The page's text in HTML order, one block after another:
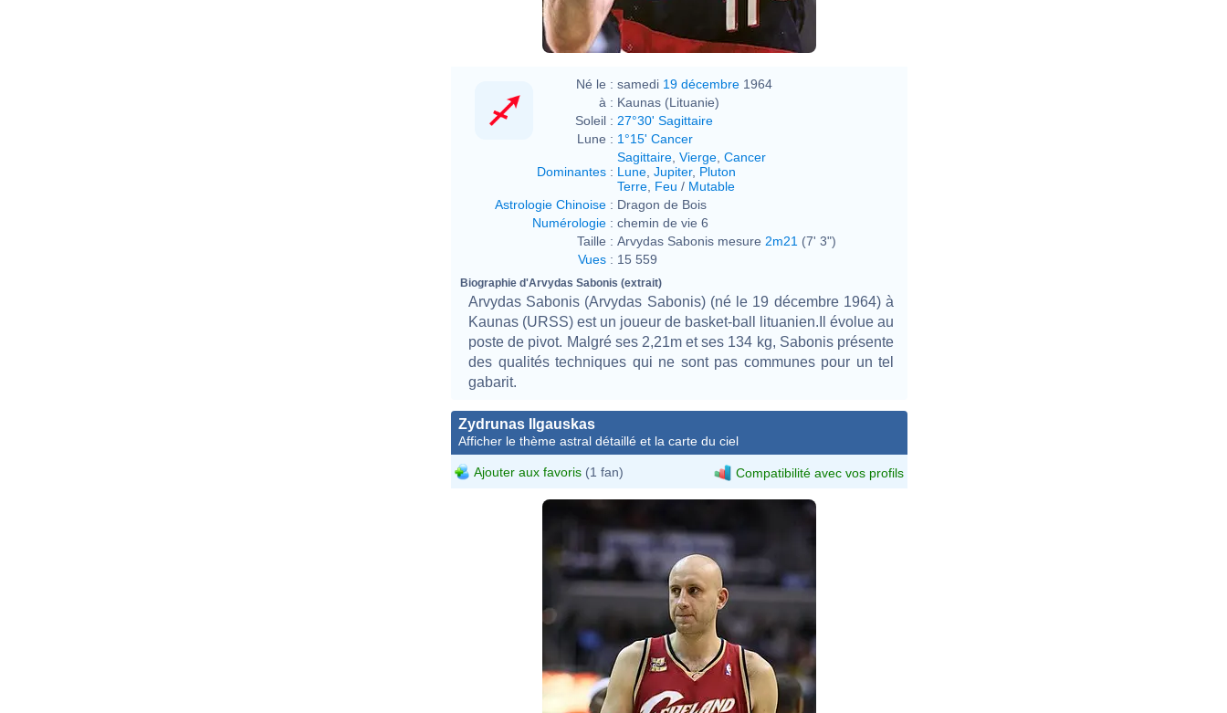
Né le : samedi 19 décembre 1964
à : Kaunas (Lituanie)
Soleil : 27°30' Sagittaire
Lune : 1°15' Cancer
Dominantes :
Sagittaire Vierge Cancer
Lune Jupiter, Pluton
Terre Feu / Mutable
Astrologie Chinoise : Dragon de Bois
Numérologie : chemin de vie 6
Taille : Arvydas Sabonis mesure 2m21 (7' 3")
Vues : 15 559
Biographie d'Arvydas Sabonis (extrait)
Arvydas Sabonis (Arvydas Sabonis) (né le 19 décembre 1964) à
Kaunas (URSS) est un joueur de basket-ball lituanien.Il évolue au
poste de pivot. Malgré ses 2,21m et ses 134 kg, Sabonis présente
des qualités techniques qui ne sont pas communes pour un tel
gabarit.
Zydrunas Ilgauskas
Afficher le thème astral détaillé et la carte du ciel
Ajouter aux favoris (1 fan) Compatibilité avec vos profils